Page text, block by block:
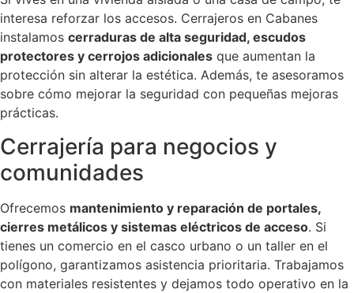
interesa reforzar los accesos. Cerrajeros en Cabanes
instalamos cerraduras de alta seguridad, escudos
protectores y cerrojos adicionales que aumentan la
protección sin alterar la estética. Además, te asesoramos
sobre cómo mejorar la seguridad con pequeñas mejoras
prácticas.
Cerrajería para negocios y
comunidades
Ofrecemos mantenimiento y reparación de portales,
cierres metálicos y sistemas eléctricos de acceso. Si
tienes un comercio en el casco urbano o un taller en el
polígono, garantizamos asistencia prioritaria. Trabajamos
con materiales resistentes y dejamos todo operativo en la